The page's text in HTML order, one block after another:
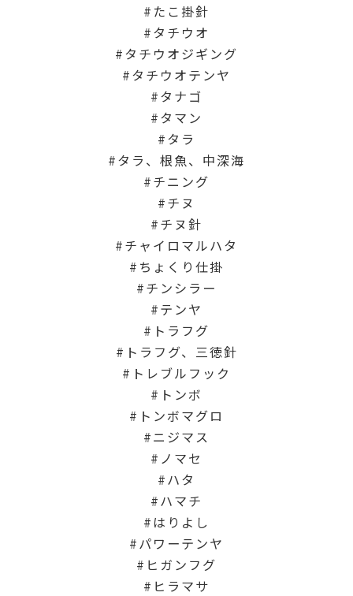
たこ掛針
タチウオ
タチウオジギング
タチウオテンヤ
タナゴ
タマン
タラ
タラ、根魚、中深海
チニング
チヌ
チヌ針
チャイロマルハタ
ちょくり仕掛
チンシラー
テンヤ
トラフグ
トラフグ、三徳針
トレブルフック
トンボ
トンボマグロ
ニジマス
ノマセ
ハタ
ハマチ
はりよし
パワーテンヤ
ヒガンフグ
ヒラマサ